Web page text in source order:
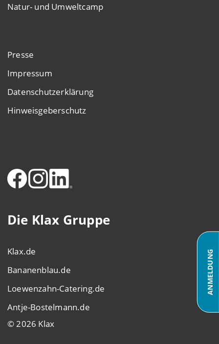
Natur- und Umweltcamp
Presse
Impressum
Datenschutzerklärung
Hinweisgeberschutz
Die Klax Gruppe
Klax.de
Bananenblau.de
Loewenzahn-Catering.de
Antje-Bostelmann.de
© 2026 Klax
ANMELDUNG